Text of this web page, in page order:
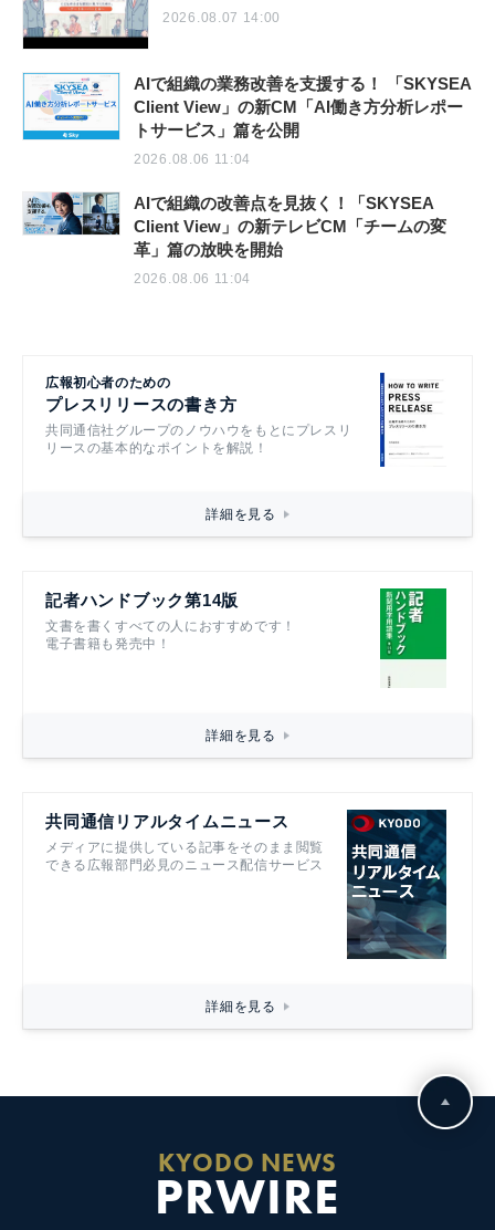
2026.08.07 14:00
AIで組織の業務改善を支援する！ 「SKYSEA
Client View」の新CM「AI働き方分析レポー
トサービス」篇を公開
2026.08.06 11:04
AIで組織の改善点を見抜く！「SKYSEA
Client View」の新テレビCM「チームの変
革」篇の放映を開始
2026.08.06 11:04
広報初心者のための
プレスリリースの書き方
共同通信社グループのノウハウをもとにプレスリ
リースの基本的なポイントを解説！
詳細を見る
記者ハンドブック第14版
文書を書くすべての人におすすめです！
電子書籍も発売中！
詳細を見る
共同通信リアルタイムニュース
メディアに提供している記事をそのまま閲覧
できる広報部門必見のニュース配信サービス
詳細を見る
KYODO NEWS
PRWIRE